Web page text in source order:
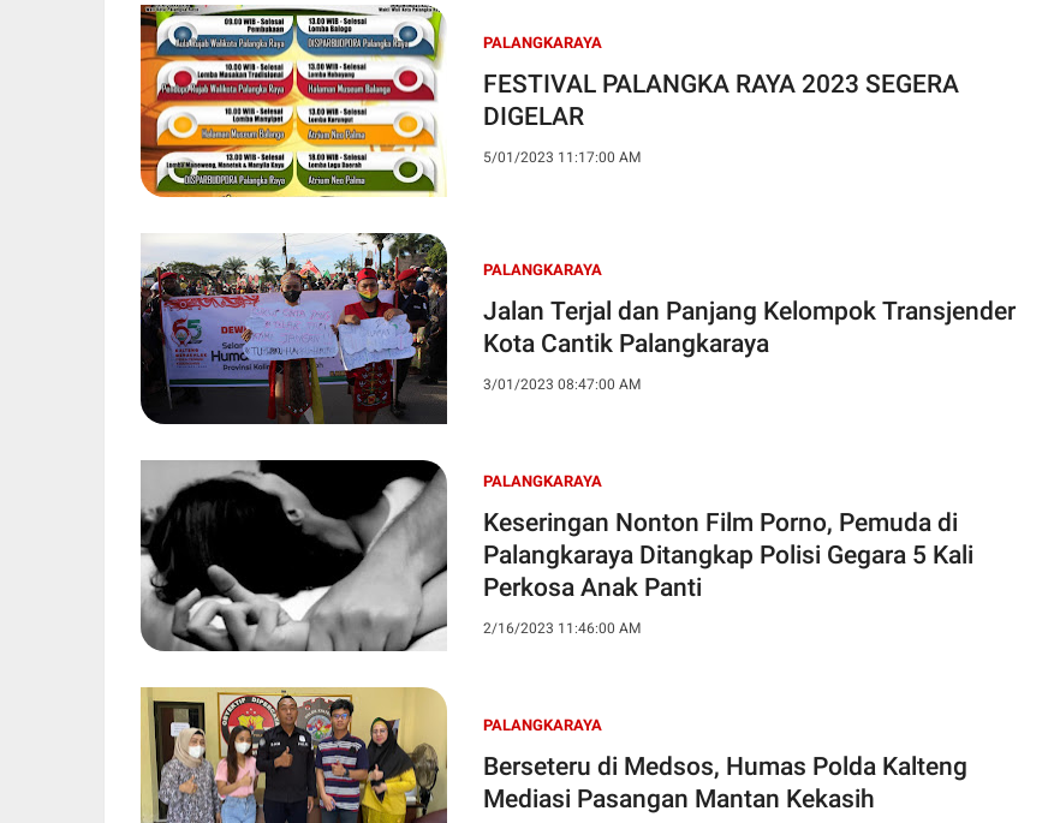
PALANGKARAYA
FESTIVAL PALANGKA RAYA 2023 SEGERA
DIGELAR
5/01/2023 11:17:00 AM
PALANGKARAYA
Jalan Terjal dan Panjang Kelompok Transjender
Kota Cantik Palangkaraya
3/01/2023 08:47:00 AM
PALANGKARAYA
Keseringan Nonton Film Porno, Pemuda di
Palangkaraya Ditangkap Polisi Gegara 5 Kali
Perkosa Anak Panti
2/16/2023 11:46:00 AM
PALANGKARAYA
Berseteru di Medsos, Humas Polda Kalteng
Mediasi Pasangan Mantan Kekasih